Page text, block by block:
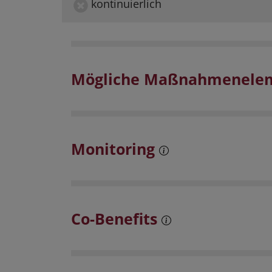
kontinuierlich
Mögliche
Monitoring
Co-Benefits